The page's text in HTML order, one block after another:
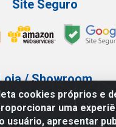
cookies próprios e
uma
usuário, apresentar
Site Seguro
/ Showroom
Tel.: (11) 3227-0546
587/597 - Pari - São